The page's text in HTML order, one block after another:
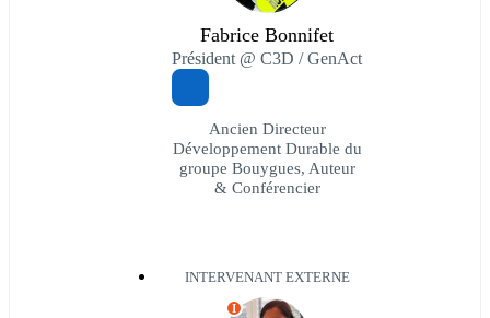
Fabrice Bonnifet
Président @ C3D / GenAct
Ancien Directeur
Développement Durable du
groupe Bouygues, Auteur
& Conférencier
INTERVENANT EXTERNE
I